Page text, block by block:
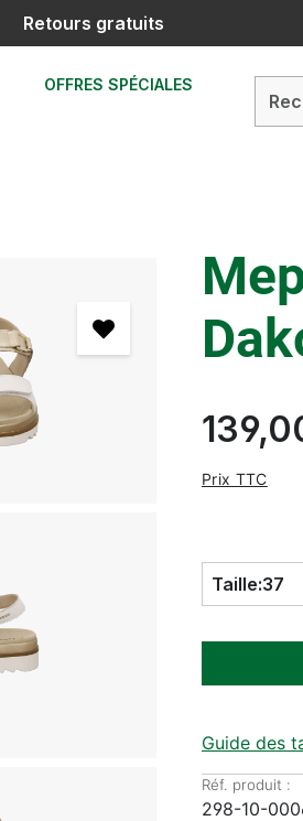
Retours gratuits
OFFRES SPÉCIALES
Prix TTC
Taille:37
Guide des
Réf. produit :
298-10-